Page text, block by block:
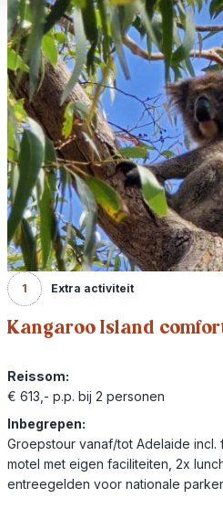
1 Extra activiteit
Kangaroo Island
Reissom:
€ 613,- p.p. bij 2 personen
Inbegrepen:
Groepstour vanaf/tot Adelaide
motel met eigen faciliteiten, 2x
entreegelden voor nationale